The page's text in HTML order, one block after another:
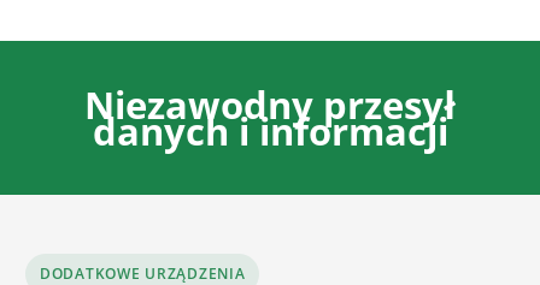
Niezawodny przesył
danych i informacji
DODATKOWE URZĄDZENIA